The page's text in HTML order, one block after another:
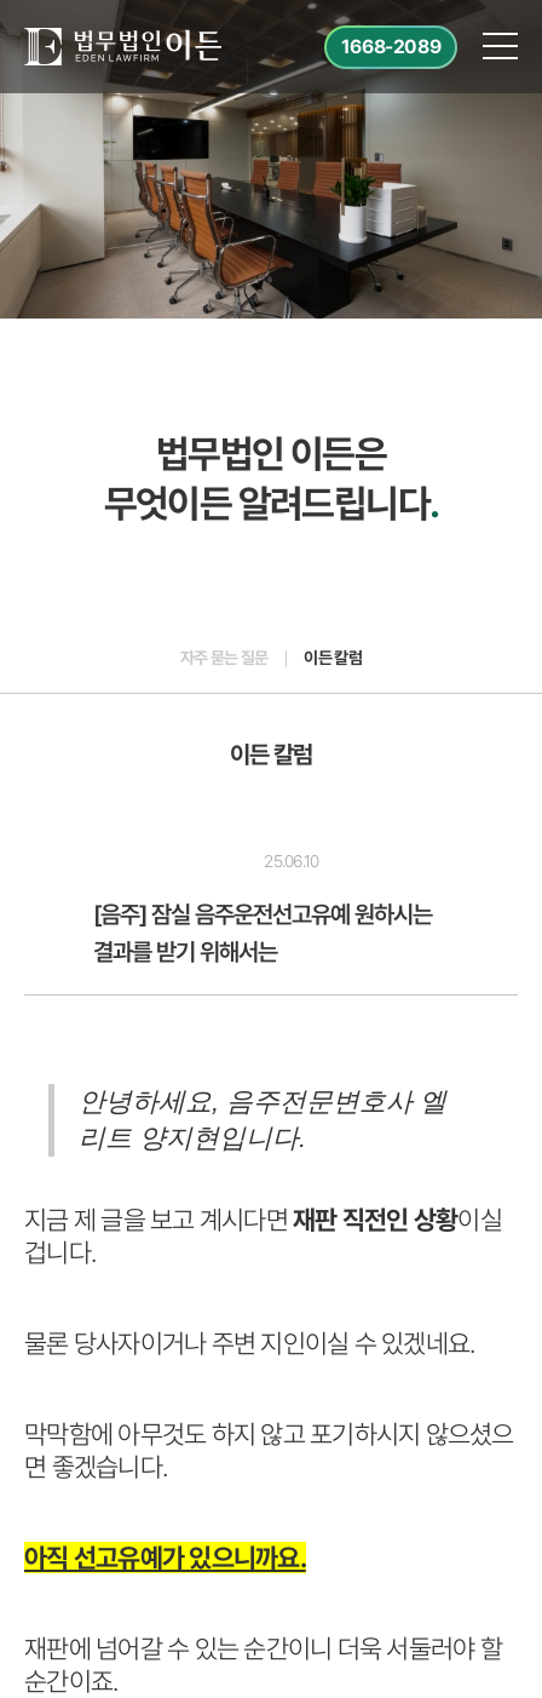
1668-2089
법무법인 이든은
무엇이든 알려드립니다.
자주 묻는 질문 이든 칼럼
이든 칼럼
25.06.10
[음주] 잠실 음주운전선고유예 원하시는
결과를 받기 위해서는
안녕하세요, 음주전문변호사 엘
리트 양지현입니다.
지금 제 글을 보고 계시다면재판 직전인 상황이실
겁니다.
물론 당사자이거나 주변 지인이실 수 있겠네요.
막막함에 아무것도 하지 않고 포기하시지 않으셨으
면 좋겠습니다.
아직 선고유예가 있으니까요.
재판에 넘어갈 수 있는 순간이니 더욱 서둘러야 할
순간이죠.